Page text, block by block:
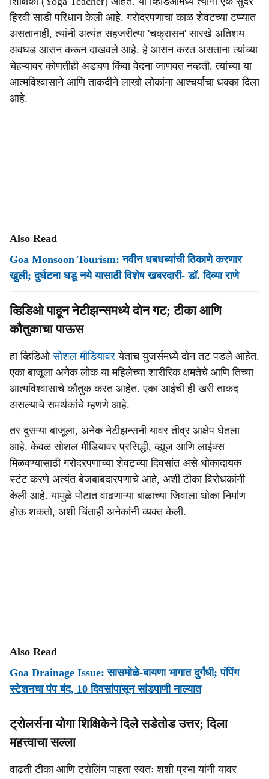
हिरवी साडी परिधान केली आहे. गरोदरपणाचा काळ शेवटच्या टप्प्यात
असतानाही, त्यांनी अत्यंत सहजरीत्या 'चक्रासन' सारखे अतिशय
अवघड आसन करून दाखवले आहे. हे आसन करत असताना त्यांच्या
चेहऱ्यावर कोणतीही अडचण किंवा वेदना जाणवत नव्हती. त्यांच्या या
आत्मविश्वासाने आणि ताकदीने लाखो लोकांना आश्चर्याचा धक्का दिला
आहे.
Also Read
Goa Monsoon Tourism: नवीन धबधब्यांची ठिकाणे करणार
खुली; दुर्घटना घडू नये यासाठी विशेष खबरदारी- डॉ. दिव्या राणे
व्हिडिओ पाहून नेटीझन्समध्ये दोन गट; टीका आणि
कौतुकाचा पाऊस
हा व्हिडिओसोशल मीडियावर येताच युजर्समध्ये दोन तट पडले आहेत.
एका बाजूला अनेक लोक या महिलेच्या शारीरिक क्षमतेचे आणि तिच्या
आत्मविश्वासाचे कौतुक करत आहेत. एका आईची ही खरी ताकद
असल्याचे समर्थकांचे म्हणणे आहे.
तर दुसऱ्या बाजूला, अनेक नेटीझन्सनी यावर तीव्र आक्षेप घेतला
आहे. केवळ सोशल मीडियावर प्रसिद्धी, व्ह्यूज आणि लाईक्स
मिळवण्यासाठी गरोदरपणाच्या शेवटच्या दिवसांत असे धोकादायक
स्टंट करणे अत्यंत बेजबाबदारपणाचे आहे, अशी टीका विरोधकांनी
केली आहे. यामुळे पोटात वाढणाऱ्या बाळाच्या जिवाला धोका निर्माण
होऊ शकतो, अशी चिंताही अनेकांनी व्यक्त केली.
Also Read
Goa Drainage Issue: सासमोळे-बायणा भागात दुर्गंधी; पंपिंग
स्टेशनचा पंप बंद, 10 दिवसांपासून सांडपाणी नाल्यात
ट्रोलर्सना योगा शिक्षिकेने दिले सडेतोड उत्तर; दिला
महत्त्वाचा सल्ला
वाढती टीका आणि ट्रोलिंग पाहता स्वतः शशी प्रभा यांनी यावर